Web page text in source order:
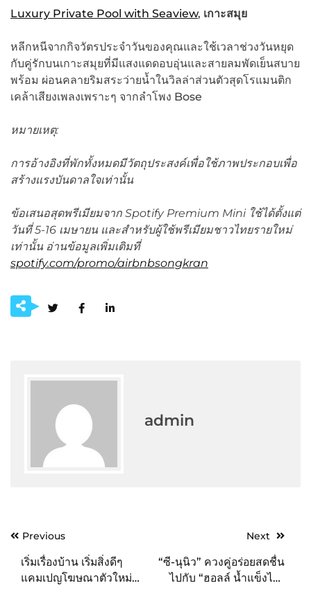
Luxury Private Pool with Seaview, เกาะสมุย
หลีกหนีจากกิจวัตรประจำวันของคุณและใช้เวลาช่วงวันหยุด
กับคู่รักบนเกาะสมุยที่มีแสงแดดอบอุ่นและสายลมพัดเย็นสบาย
พร้อม ผ่อนคลายริมสระว่ายน้ำในวิลล่าส่วนตัวสุดโรแมนติก
เคล้าเสียงเพลงเพราะๆ จากลำโพง Bose
หมายเหตุ:
การอ้างอิงที่พักทั้งหมดมีวัตถุประสงค์เพื่อใช้ภาพประกอบเพื่อ
สร้างแรงบันดาลใจเท่านั้น
ข้อเสนอสุดพรีเมียมจาก Spotify Premium Mini ใช้ได้ตั้งแต่
วันที่ 5-16 เมษายน และสำหรับผู้ใช้พรีเมียมชาวไทยรายใหม่
เท่านั้น อ่านข้อมูลเพิ่มเติมที่
spotify.com/promo/airbnbsongkran
admin
PostPrevious
เริ่มเรื่องบ้าน เริ่มสิ่งดีๆ
แคมเปญโฆษณาตัวใหม่
Next
“ซี-นุนิว” ควงคู่อร่อยสดชื่น
ไปกับ “ฮอลล์ น้ำแข็งไส”